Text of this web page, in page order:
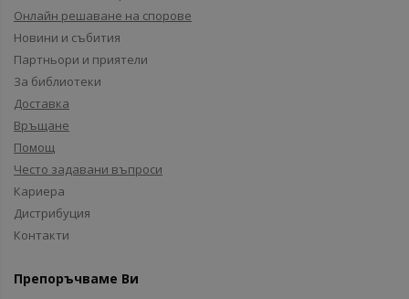
Онлайн решаване на спорове
Новини и събития
Партньори и приятели
За библиотеки
Доставка
Връщане
Помощ
Често задавани въпроси
Кариера
Дистрибуция
Контакти
Препоръчваме Ви